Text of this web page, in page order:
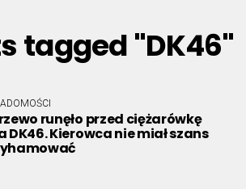
tagged "DK46"
runęło przed ciężarówkę
DK46. Kierowca nie miał szans